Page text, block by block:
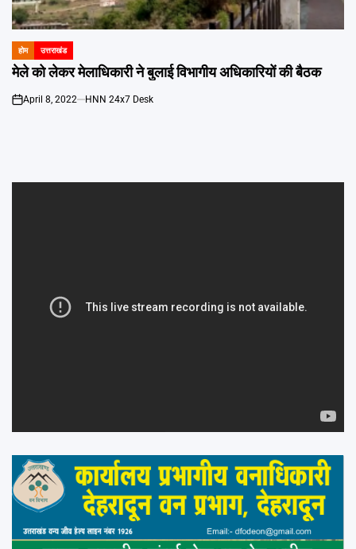
POSTED
IN
होम उत्तराखंड
मेले को लेकर मेलाधिकारी ने बुलाई विभागीय अधिकारियों की बैठक
on
April 8, 2022 HNN 24x7 Desk